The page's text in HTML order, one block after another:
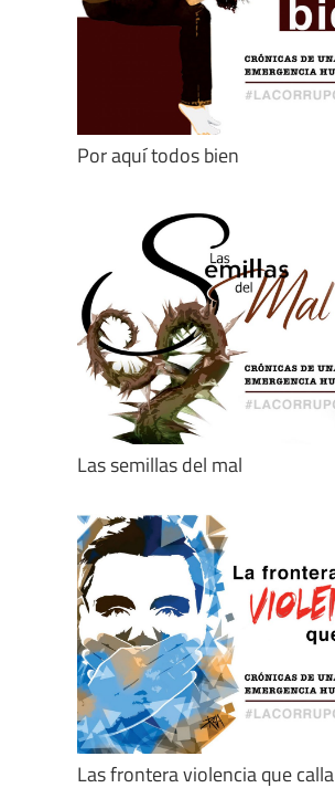
Por aquí todos bien
Las semillas del mal
Las frontera violencia que calla